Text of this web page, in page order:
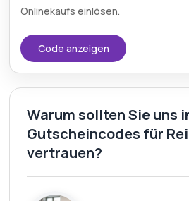
Onlinekaufs einlösen.
Code anzeigen
Warum sollten Sie uns
Gutscheincodes für
vertrauen?